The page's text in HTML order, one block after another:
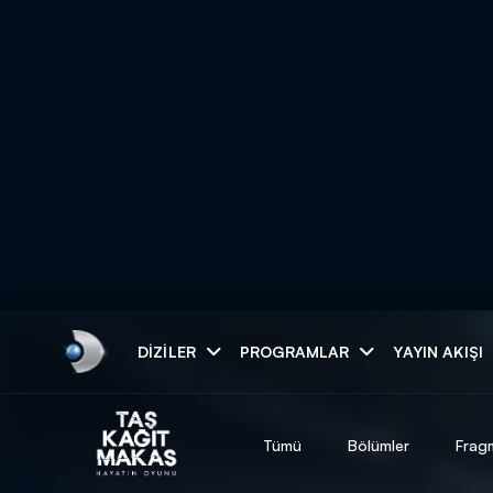
DIZILER PROGRAMLAR YAYIN AKIŞI
Tümü Bölümler